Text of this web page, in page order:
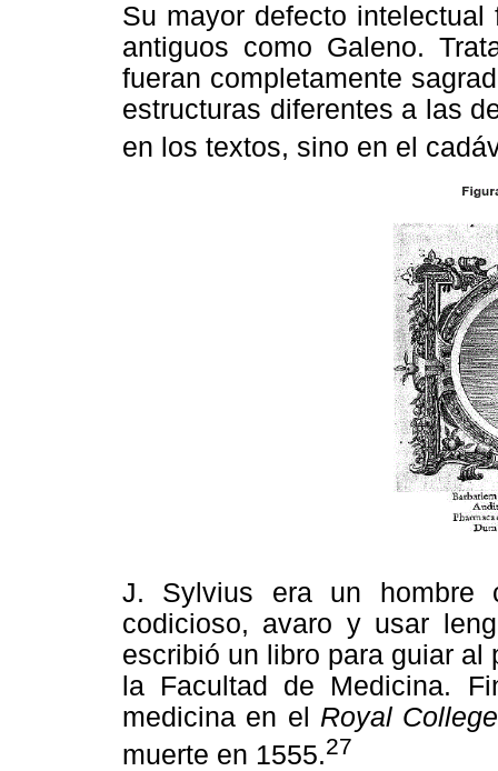
Su mayor defecto
antiguos como Galeno.
fueran completamente
estructuras diferentes a las
en los textos, sino en el
J. Sylvius era un hombre
codicioso, avaro y usar
escribió un libro para guiar al
la Facultad de Medicina.
medicina en el Royal
muerte en 1555.27